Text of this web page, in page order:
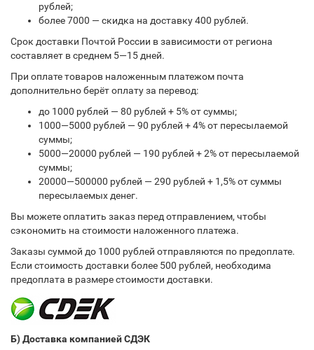
рублей;
более 7000 — скидка на доставку 400 рублей.
Срок доставки Почтой России в зависимости от региона
составляет в среднем 5—15 дней.
При оплате товаров наложенным платежом почта
дополнительно берёт оплату за перевод:
до 1000 рублей — 80 рублей + 5% от суммы;
1000—5000 рублей — 90 рублей + 4% от пересылаемой
суммы;
5000—20000 рублей — 190 рублей + 2% от пересылаемой
суммы;
20000—500000 рублей — 290 рублей + 1,5% от суммы
пересылаемых денег.
Вы можете оплатить заказ перед отправлением, чтобы
сэкономить на стоимости наложенного платежа.
Заказы суммой до 1000 рублей отправляются по предоплате.
Если стоимость доставки более 500 рублей, необходима
предоплата в размере стоимости доставки.
Б) Доставка компанией СДЭК